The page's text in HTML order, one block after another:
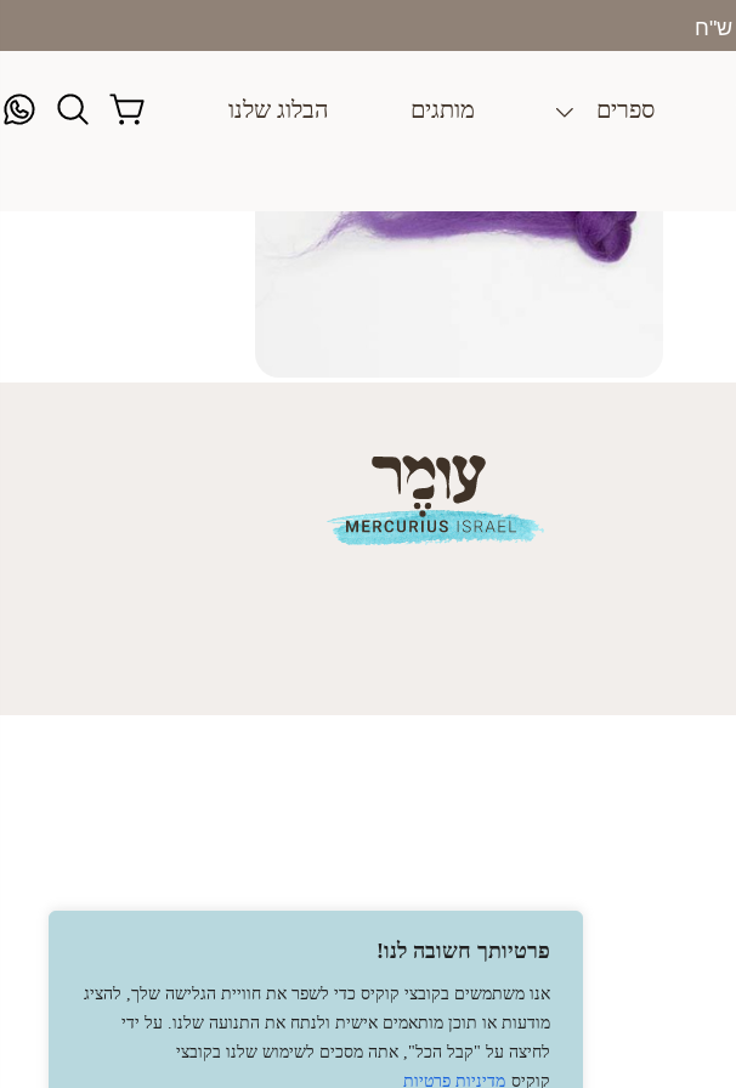
פרטיותך חשובה לנו!
אנו משתמשים בקובצי קוקיס כדי לשפר את חוויית הגלישה שלך, להציג
מודעות או תוכן מותאמים אישית ולנתח את התנועה שלנו. על ידי
לחיצה על "קבל הכל", אתה מסכים לשימוש שלנו בקובצי
קוקיס מדיניות פרטיות
ספרים מותגים הבלוג שלנו